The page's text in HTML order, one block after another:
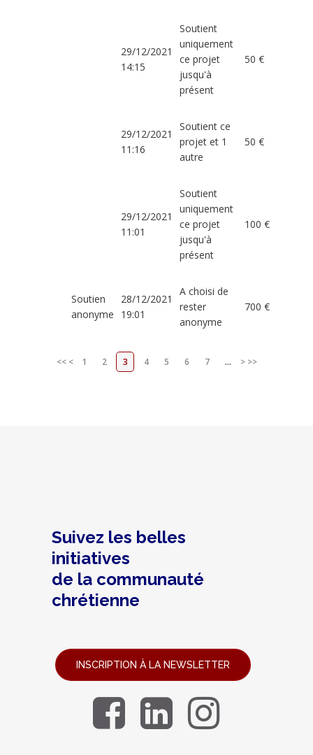
29/12/2021
14:15
Soutient
uniquement
ce projet
jusqu'à
présent
50 €
29/12/2021
11:16
Soutient ce
projet et 1
autre
50 €
29/12/2021
11:01
Soutient
uniquement
ce projet
jusqu'à
présent
100 €
Soutien
anonyme
28/12/2021
19:01
A choisi de
rester
anonyme
700 €
<< < 1 2 3 4 5 6 7 ... > >>
Suivez les belles
initiatives
de la communauté
chrétienne
INSCRIPTION À LA NEWSLETTER